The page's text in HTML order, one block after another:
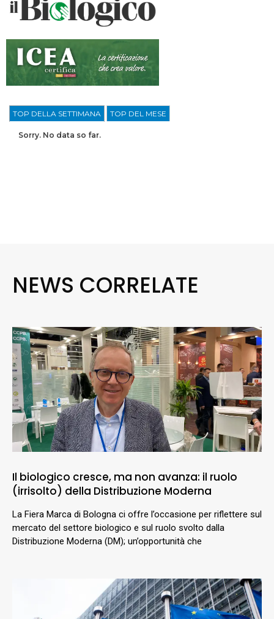
TOP DELLA SETTIMANA TOP DEL MESE
Sorry. No data so far.
NEWS CORRELATE
Il biologico cresce, ma non avanza: il ruolo
(irrisolto) della Distribuzione Moderna
La Fiera Marca di Bologna ci offre l’occasione per riflettere sul
mercato del settore biologico e sul ruolo svolto dalla
Distribuzione Moderna (DM); un’opportunità che